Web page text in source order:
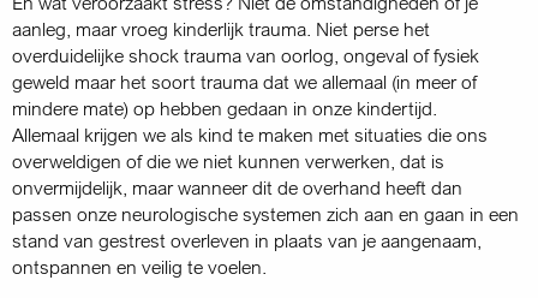
aanleg, maar vroeg kinderlijk trauma. Niet perse het
overduidelijke shock trauma van oorlog, ongeval of fysiek
geweld maar het soort trauma dat we allemaal (in meer of
mindere mate) op hebben gedaan in onze kindertijd.
Allemaal krijgen we als kind te maken met situaties die ons
overweldigen of die we niet kunnen verwerken, dat is
onvermijdelijk, maar wanneer dit de overhand heeft dan
passen onze neurologische systemen zich aan en gaan in een
stand van gestrest overleven in plaats van je aangenaam,
ontspannen en veilig te voelen.